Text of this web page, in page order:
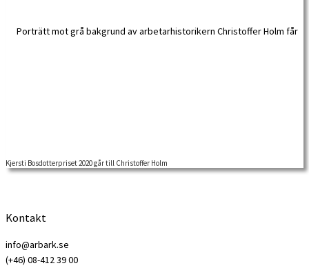
Kjersti Bosdotterpriset 2020 går till Christoffer Holm
Kontakt
info@arbark.se
(+46) 08-412 39 00